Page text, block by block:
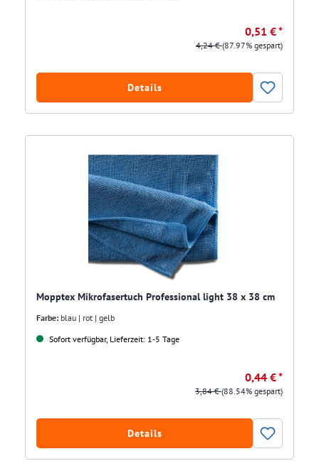
0,51 € *
4,24 €(87.97% gespart)
Details
Mopptex Mikrofasertuch Professional light 38 x 38 cm
Farbe: blau | rot | gelb
Sofort verfügbar, Lieferzeit: 1-5 Tage
0,44 € *
3,84 €(88.54% gespart)
Details